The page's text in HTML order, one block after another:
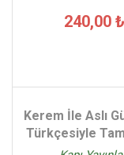
240,00 ₺
Kerem İle Aslı
Türkçesiyle